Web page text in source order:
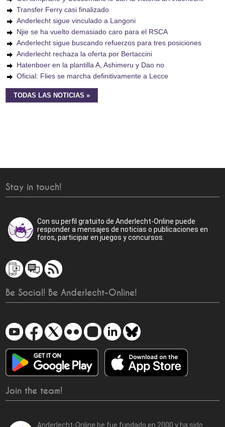
Transfer Ferry casi finalizado
Anderlecht sigue vinculado a Langoni
Njie se ha vuelto demasiado caro para el RSCA
Anderlecht sigue buscando refuerzos para tres posiciones
Anderlecht rechaza la oferta por Bertaccini
Hatenboer en la plantilla A, Ashimeru y Dao no
Oficial: Flies se marcha definitivamente a Lecce
TODAS LAS NOTICIAS »
Stay in touch!
Con su perfil gratuito de Anderlecht-Online puede
responder a mensajes de noticias o publicaciones en
foros, participar en juegos y concursos.
Be Social! Be Anderlecht-Online!
Join the team!
Anderlecht-Online.be fue fundado en 2000 y ha sido